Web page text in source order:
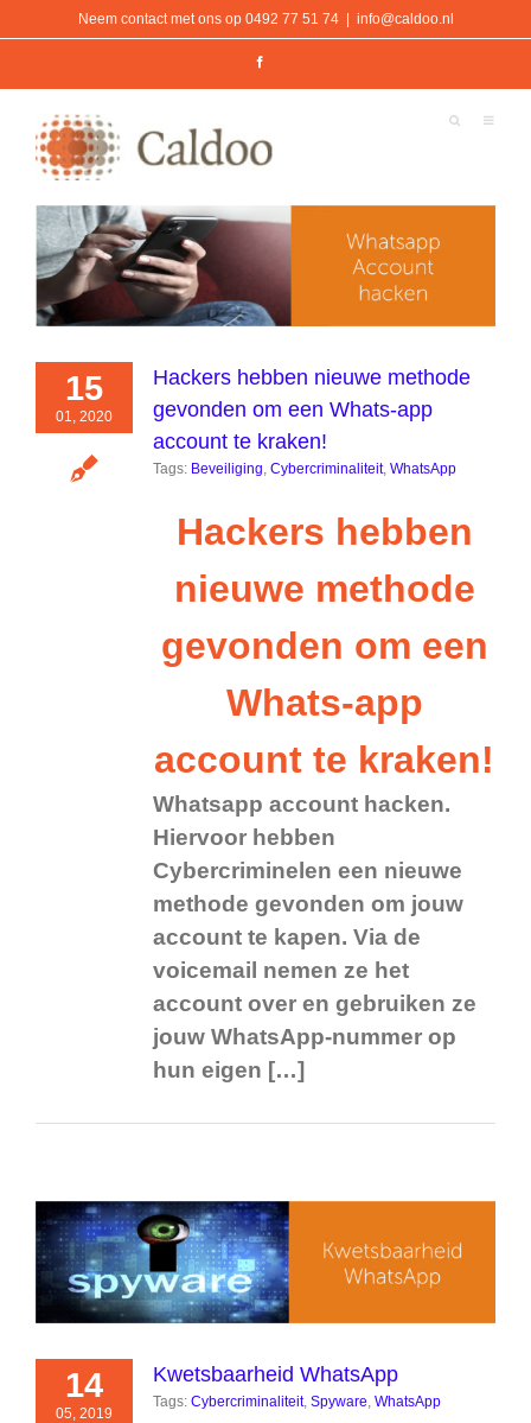
Neem contact met ons op 0492 77 51 74 info@caldoo.nl
15
01, 2020
Hackers hebben nieuwe methode
gevonden om een Whats-app
account te kraken!
Tags: Beveiliging, Cybercriminaliteit, WhatsApp
Hackers hebben
nieuwe methode
gevonden om een
Whats-app
account te kraken!
Whatsapp account hacken.
Hiervoor hebben
Cybercriminelen een nieuwe
methode gevonden om jouw
account te kapen. Via de
voicemail nemen ze het
account over en gebruiken ze
jouw WhatsApp-nummer op
hun eigen […]
14
05, 2019
Kwetsbaarheid WhatsApp
Tags: Cybercriminaliteit, Spyware WhatsApp